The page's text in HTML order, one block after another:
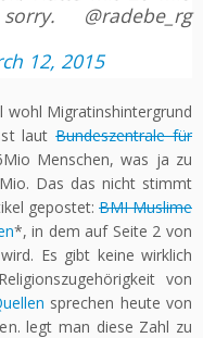
@radebe_rg
12, 2015
wohl Migratinshintergrund
lautBundeszentrale für
Menschen, was ja zu
Das das nicht stimmt
gepostet: BMI Muslime
*, in dem auf Seite 2 von
Es gibt keine wirklich
von
sprechen heute von
legt man diese Zahl zu